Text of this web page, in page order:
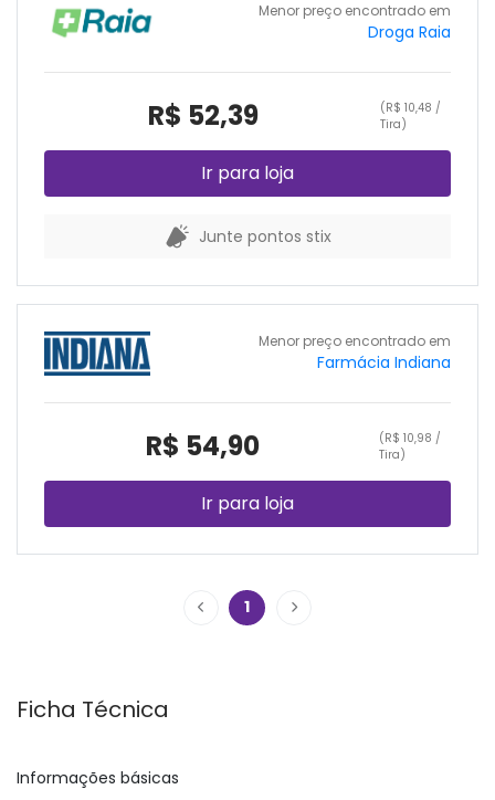
Menor preço encontrado em
Droga Raia
R$ 52,39
(R$ 10,48 /
Tira)
Ir para loja
Junte pontos stix
Menor preço encontrado em
Farmácia Indiana
R$ 54,90
(R$ 10,98 /
Tira)
Ir para loja
1
Ficha Técnica
Informações básicas